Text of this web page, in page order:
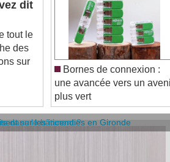
le
des
sur
Bornes de connexion :
une avancée vers un avenir
plus vert
sur les incendies en Gironde
dans le bâtiment ?